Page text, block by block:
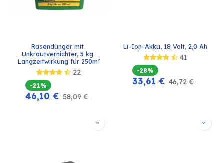
Rasendünger mit
Unkrautvernichter, 5 kg
Langzeitwirkung für 250m²
22
-21%
46,10 € 58,09€
Li-Ion-Akku, 18 Volt, 2,0 Ah
41
-28%
33,61 € 46,72€